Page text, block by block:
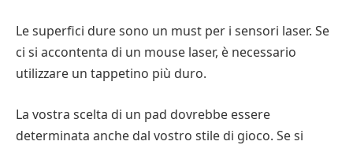
Le superfici dure sono un must per i sensori laser. Se
ci si accontenta di un mouse laser, è necessario
utilizzare un tappetino più duro.
La vostra scelta di un pad dovrebbe essere
determinata anche dal vostro stile di gioco. Se si